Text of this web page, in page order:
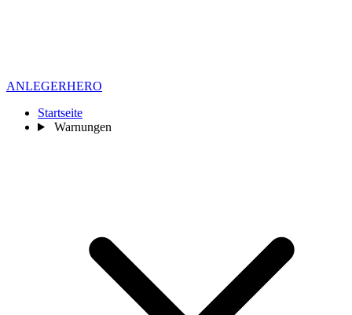
ANLEGERHERO
Startseite
Warnungen